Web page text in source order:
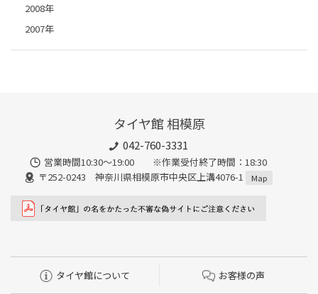
2008年
2007年
タイヤ館 相模原
042-760-3331
営業時間10:30～19:00 ※作業受付終了時間：18:30
〒252-0243 神奈川県相模原市中央区上溝4076-1
Map
タイヤ館について お客様の声